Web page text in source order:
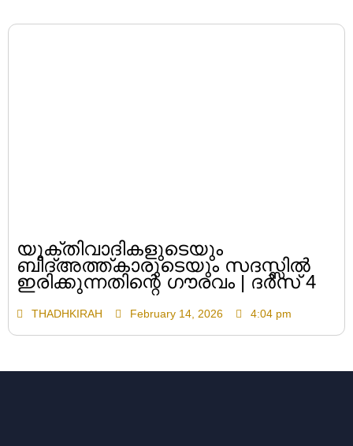
യുക്തിവാദികളുടെയും
ബിദ്അത്ത്കാരുടെയും സദസ്സിൽ
ഇരിക്കുന്നതിന്റെ ഗൗരവം | ദർസ് 4
THADHKIRAH February 14, 2026 4:04 pm